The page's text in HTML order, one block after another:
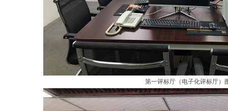
第一评标厅（电子化评标厅）